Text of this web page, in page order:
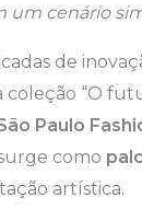
um cenário
de
coleção “O
Paulo
como
artística.